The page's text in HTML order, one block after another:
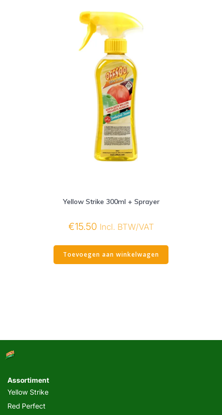
Yellow Strike 300ml + Sprayer
€15.50 Incl. BTW/VAT
Toevoegen aan winkelwagen
Assortiment
Yellow Strike
Red Perfect